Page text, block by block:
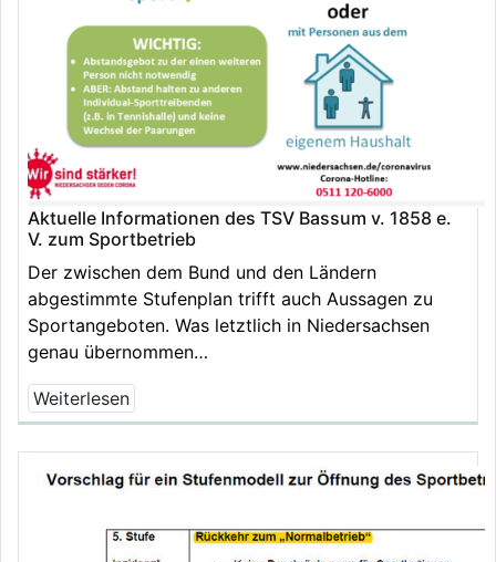
Aktuelle Informationen des TSV Bassum v. 1858 e.
V. zum Sportbetrieb
Der zwischen dem Bund und den Ländern
abgestimmte Stufenplan trifft auch Aussagen zu
Sportangeboten. Was letztlich in Niedersachsen
genau übernommen…
Weiterlesen